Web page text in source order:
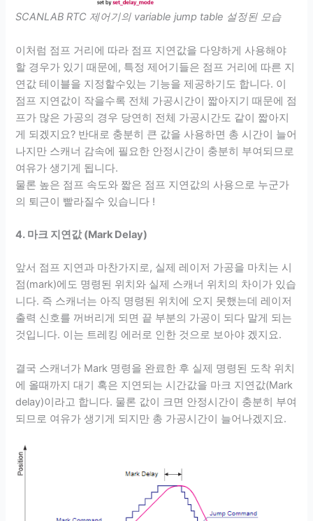
SCANLAB RTC 제어기의 variable jump table 설정된 모습
이처럼 점프 거리에 따라 점프 지연값을 다양하게 사용해야
할 경우가 있기 때문에, 특정 제어기들은 점프 거리에 따른 지
연값 테이블을 지정할수있는 기능을 제공하기도 합니다. 이
점프 지연값이 작을수록 전체 가공시간이 짧아지기 때문에 점
프가 많은 가공의 경우 당연히 전체 가공시간도 같이 짧아지
게 되겠지요? 반대로 충분히 큰 값을 사용하면 총 시간이 늘어
나지만 스캐너 감속에 필요한 안정시간이 충분히 부여되므로
여유가 생기게 됩니다.
물론 높은 점프 속도와 짧은 점프 지연값의 사용으로 누군가
의 퇴근이 빨라질수 있습니다 !
4. 마크 지연값 (Mark Delay)
앞서 점프 지연과 마찬가지로, 실제 레이저 가공을 마치는 시
점(mark)에도 명령된 위치와 실제 스캐너 위치의 차이가 있습
니다. 즉 스캐너는 아직 명령된 위치에 오지 못했는데 레이저
출력 신호를 꺼버리게 되면 끝 부분의 가공이 되다 말게 되는
것입니다. 이는 트레킹 에러로 인한 것으로 보아야 겠지요.
결국 스캐너가 Mark 명령을 완료한 후 실제 명령된 도착 위치
에 올때까지 대기 혹은 지연되는 시간값을 마크 지연값(Mark
delay)이라고 합니다. 물론 값이 크면 안정시간이 충분히 부여
되므로 여유가 생기게 되지만 총 가공시간이 늘어나겠지요.